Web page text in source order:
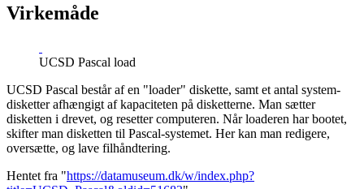
Virkemåde
UCSD Pascal load
UCSD Pascal består af en "loader" diskette, samt et antal system-
disketter afhængigt af kapaciteten på disketterne. Man sætter
disketten i drevet, og resetter computeren. Når loaderen har bootet,
skifter man disketten til Pascal-systemet. Her kan man redigere,
oversætte, og lave filhåndtering.
Hentet fra "https://datamuseum.dk/w/index.php?